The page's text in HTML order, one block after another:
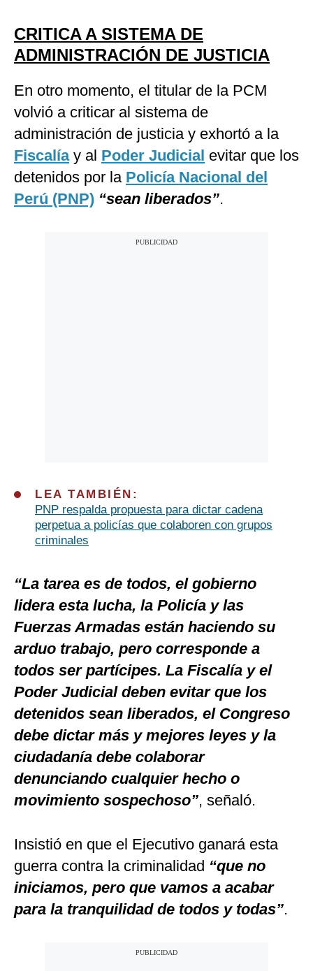
CRITICA A SISTEMA DE
ADMINISTRACIÓN DE JUSTICIA
En otro momento, el titular de la PCM
volvió a criticar al sistema de
administración de justicia y exhortó a la
Fiscalíay al Poder Judicial evitar que los
detenidos por la Policía Nacional del
Perú (PNP) “sean liberados”.
LEA TAMBIÉN:
PNP respalda propuesta para dictar cadena
perpetua a policías que colaboren con grupos
criminales
“La tarea es de todos, el gobierno
lidera esta lucha, la Policía y las
Fuerzas Armadas están haciendo su
arduo trabajo, pero corresponde a
todos ser partícipes. La Fiscalía y el
Poder Judicial deben evitar que los
detenidos sean liberados, el Congreso
debe dictar más y mejores leyes y la
ciudadanía debe colaborar
denunciando cualquier hecho o
movimiento sospechoso”, señaló.
Insistió en que el Ejecutivo ganará esta
guerra contra la criminalidad “que no
iniciamos, pero que vamos a acabar
para la tranquilidad de todos y todas”.